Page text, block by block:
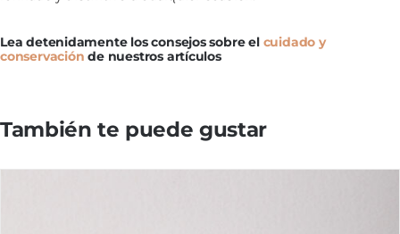
Lea detenidamente los consejos sobre el cuidado y
conservación de nuestros artículos
También te puede gustar